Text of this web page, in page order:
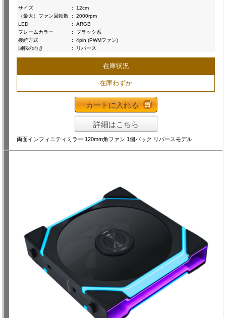
サイズ
:
12cm
（最大）ファン回転数 :
2000rpm
LED
:
ARGB
フレームカラー
:
ブラック系
接続方式
:
4pin (PWMファン)
回転の向き
: リバース
在庫状況
在庫わずか
カートに入れる
詳細はこちら
両面インフィニティミラー 120mm角ファン 1個パック リバースモデル